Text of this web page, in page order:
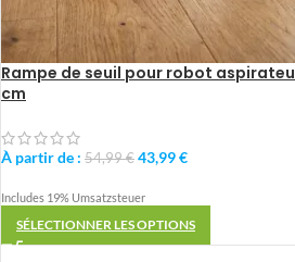
Rampe de seuil pour robot
cm
À partir de : 54,99€ 43,99€
Includes 19% Umsatzsteuer
SÉLECTIONNER LES OPTIONS